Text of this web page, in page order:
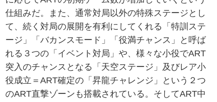
仕組みだ。また、通常対局以外の特殊ステージとし
て、続く対局の展開を有利にしてくれる「特訓ステ
ージ」「バカンスモード」「役満チャンス」と呼ば
れる３つの「イベント対局」や、様々な小役でART
突入のチャンスとなる「天空ステージ」及びレア小
役成立＝ART確定の「昇龍チャレンジ」という２つ
のART直撃ゾーンも搭載されている。そしてART中